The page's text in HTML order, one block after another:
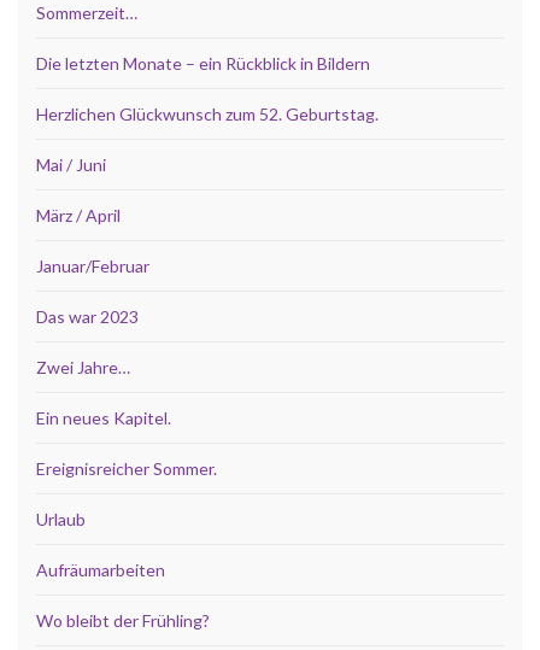
Sommerzeit…
Die letzten Monate – ein Rückblick in Bildern
Herzlichen Glückwunsch zum 52. Geburtstag.
Mai / Juni
März / April
Januar/Februar
Das war 2023
Zwei Jahre…
Ein neues Kapitel.
Ereignisreicher Sommer.
Urlaub
Aufräumarbeiten
Wo bleibt der Frühling?